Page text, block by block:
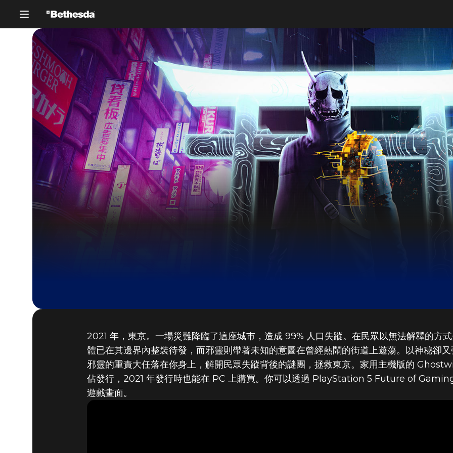
2021 年，東京。一場災難降臨了這座城市，造成 99% 人口失蹤。在民眾以無法解釋的方
體已在其邊界內整裝待發，而邪靈則帶著未知的意圖在曾經熱鬧的街道上遊蕩。以神秘卻
邪靈的重責大任落在你身上，解開民眾失蹤背後的謎團，拯救東京。家用主機版的
佔發行，2021 年發行時也能在 PC 上購買。你可以透過 PlayStation 5 Future of
遊戲畫面。